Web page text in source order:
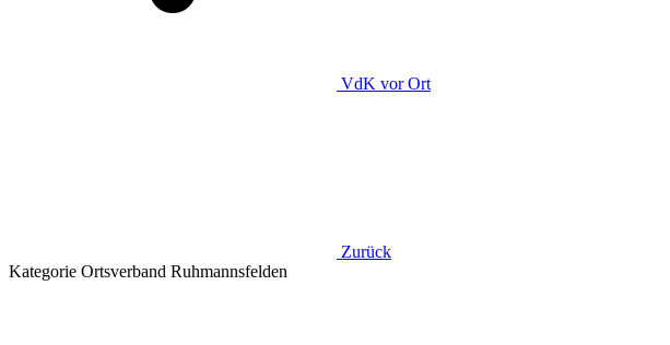
VdK vor Ort
Zurück
Kategorie Ortsverband Ruhmannsfelden